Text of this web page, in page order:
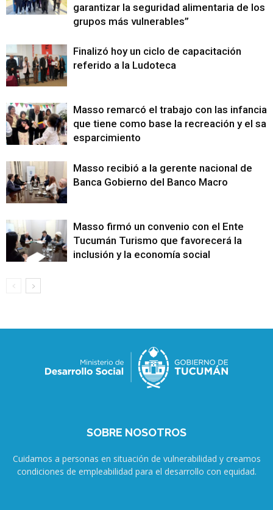
garantizar la seguridad alimentaria de los
grupos más vulnerables”
Finalizó hoy un ciclo de capacitación
referido a la Ludoteca
Masso remarcó el trabajo con las infancias
que tiene como base la recreación y el
esparcimiento
Masso recibió a la gerente nacional de
Banca Gobierno del Banco Macro
Masso firmó un convenio con el Ente
Tucumán Turismo que favorecerá la
inclusión y la economía social
SOBRE NOSOTROS
Cuidamos a personas en situación de vulnerabilidad y creamos
condiciones de empleabilidad para el desarrollo con equidad.